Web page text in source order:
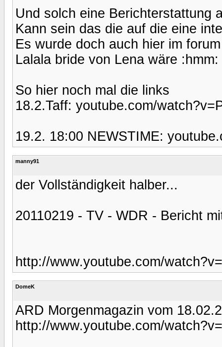
Und solch eine Berichterstattung
Kann sein das die auf die eine
Es wurde doch auch hier im
Lalala bride von Lena wäre :hmm:
So hier noch mal die links
18.2.Taff: youtube.com/
19.2. 18:00 NEWSTIME:
manny91
der Vollständigkeit halber...
20110219 - TV - WDR - Bericht
http://www.youtube.com/
DomeK
ARD Morgenmagazin vom
http://www.youtube.com/